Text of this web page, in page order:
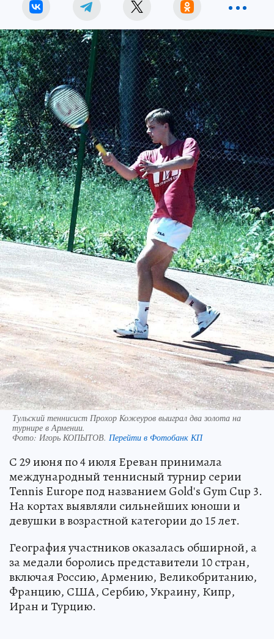
Тульский теннисист Прохор Кожеуров выиграл два золота на
турнире в Армении.
Фото: Игорь КОПЫТОВ. Перейти в Фотобанк КП
С 29 июня по 4 июля Ереван принимала
международный теннисный турнир серии
Tennis Europe под названием Gold's Gym Cup 3.
На кортах выявляли сильнейших юноши и
девушки в возрастной категории до 15 лет.
География участников оказалась обширной, а
за медали боролись представители 10 стран,
включая Россию, Армению, Великобританию,
Францию, США, Сербию, Украину, Кипр,
Иран и Турцию.